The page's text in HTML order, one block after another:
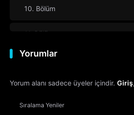
10. Bölüm
11. Bölüm
12. Bölüm
13. Bölüm Sezon
Yorumlar
Yorum alanı sadece üyeler içindir. Giriş,
Sıralama Yeniler